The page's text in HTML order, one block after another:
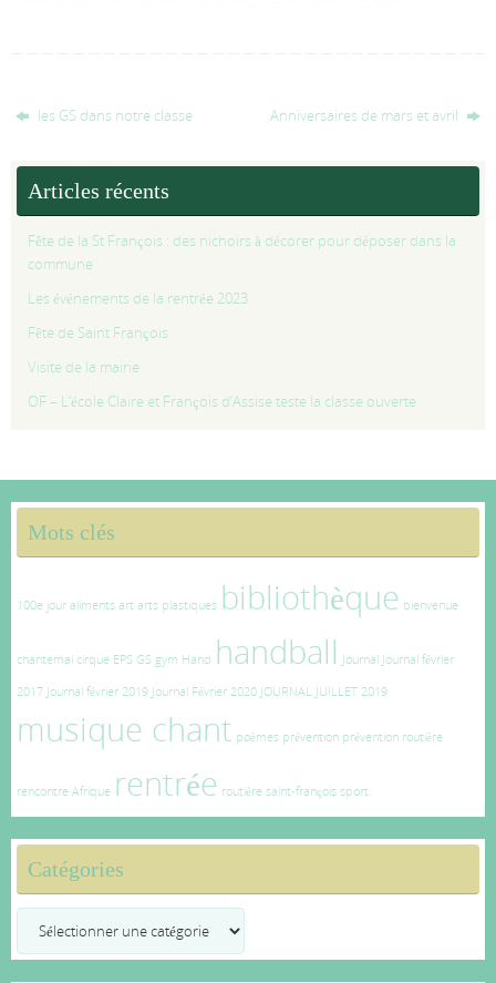
les GS dans notre classe Anniversaires de mars et avril
Articles récents
Fête de la St François : des nichoirs à décorer pour déposer dans la
commune
Les événements de la rentrée 2023
Fête de Saint François
Visite de la mairie
OF – L’école Claire et François d’Assise teste la classe ouverte
Mots clés
100e jour aliments art arts plastiques bibliothèque bienvenue
chantemai cirque EPS GS gym Hand handball Journal Journal février
2017 Journal février 2019 Journal Février 2020 JOURNAL JUILLET 2019
musique chant poèmes prévention prévention routière
rencontre Afrique rentrée routière saint-françois sport
Catégories